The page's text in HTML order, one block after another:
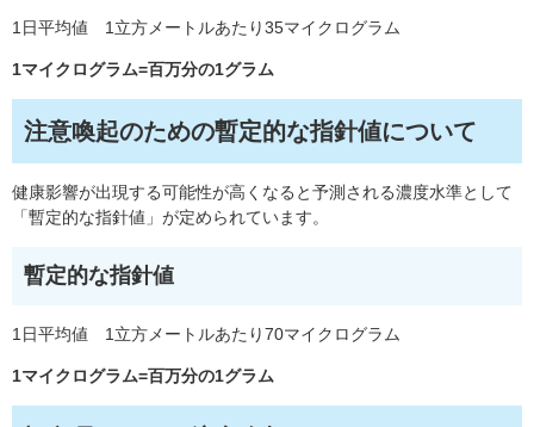
1日平均値 1立方メートルあたり35マイクログラム
1マイクログラム=百万分の1グラム
注意喚起のための暫定的な指針値について
健康影響が出現する可能性が高くなると予測される濃度水準として
「暫定的な指針値」が定められています。
暫定的な指針値
1日平均値 1立方メートルあたり70マイクログラム
1マイクログラム=百万分の1グラム